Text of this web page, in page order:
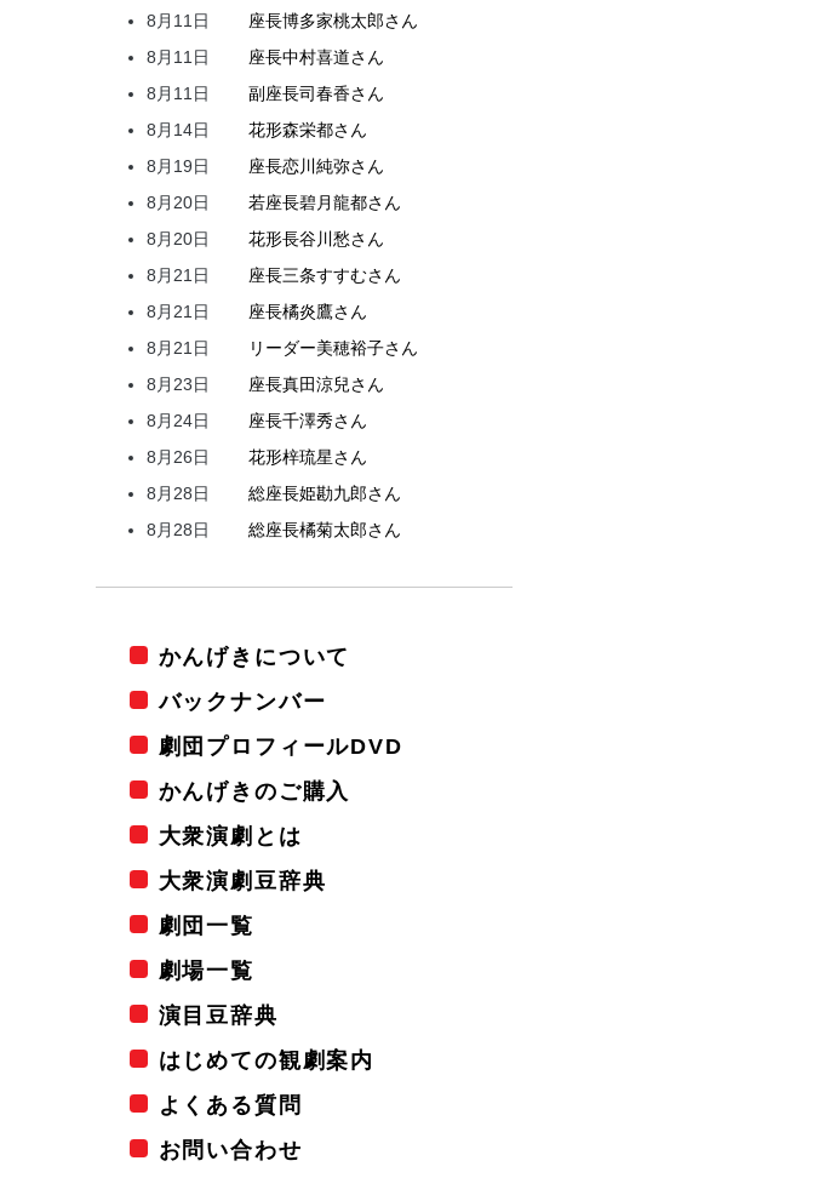
8月11日
座長博多家桃太郎さん
8月11日
座長中村喜道さん
8月11日
副座長司春香さん
8月14日
花形森栄都さん
8月19日
座長恋川 純弥さん
8月20日
若座長碧月龍都さん
8月20日
花形長谷川 愁さん
8月21日
座長三条すすむさん
8月21日
座長橘炎鷹さん
8月21日
リーダー美穂裕子さん
8月23日
座長真田涼兒さん
8月24日
座長千澤秀さん
8月26日
花形梓琉星さん
8月28日
総座長姫勘九郎さん
8月28日
総座長橘菊太郎さん
かんげきについて
バックナンバー
劇団プロフィールDVD
かんげきのご購入
大衆演劇とは
大衆演劇豆辞典
劇団一覧
劇場一覧
演目豆辞典
はじめての観劇案内
よくある質問
お問い合わせ